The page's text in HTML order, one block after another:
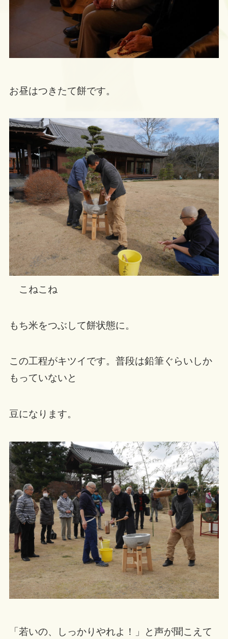
お昼はつきたて餅です。
こねこね
もち米をつぶして餅状態に。
この工程がキツイです。普段は鉛筆ぐらいしか
もっていないと
豆になります。
「若いの、しっかりやれよ！」と声が聞こえて